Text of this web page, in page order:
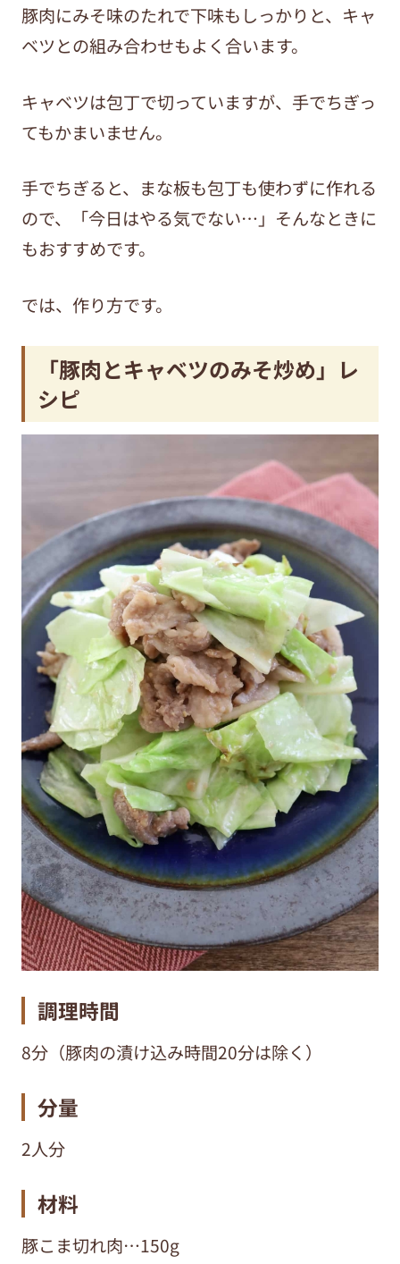
豚肉にみそ味のたれで下味もしっかりと、キャ
ベツとの組み合わせもよく合います。
キャベツは包丁で切っていますが、手でちぎっ
てもかまいません。
手でちぎると、まな板も包丁も使わずに作れる
ので、「今日はやる気でない…」そんなときに
もおすすめです。
では、作り方です。
「豚肉とキャベツのみそ炒め」レ
シピ
調理時間
8分（豚肉の漬け込み時間20分は除く）
分量
2人分
材料
豚こま切れ肉…150g